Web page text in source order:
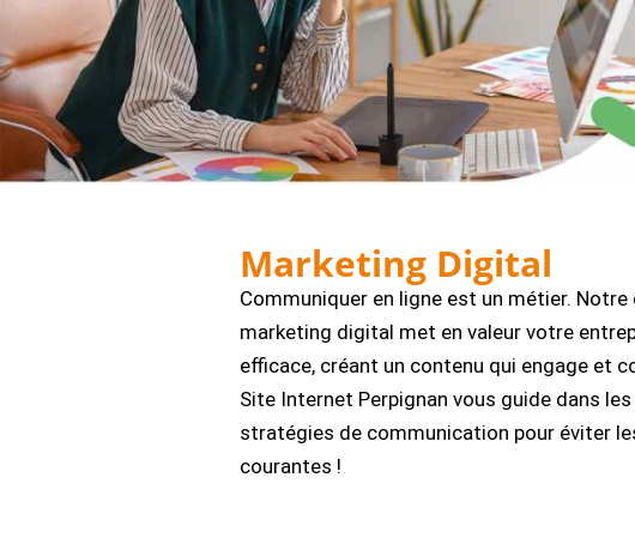
Marketing Digital
Communiquer en ligne est un métier. Notre
marketing digital met en valeur votre
efficace, créant un contenu qui engage et
Site Internet Perpignan vous guide dans
stratégies de communication pour éviter
courantes !